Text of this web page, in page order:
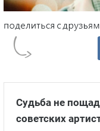
Судьба не
советских